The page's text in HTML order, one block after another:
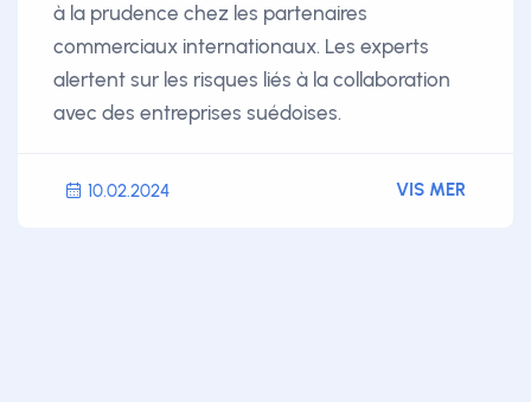
à la prudence chez les partenaires
commerciaux internationaux. Les experts
alertent sur les risques liés à la collaboration
avec des entreprises suédoises.
10.02.2024 VIS MER